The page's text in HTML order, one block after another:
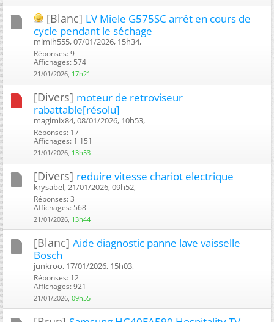
[Blanc] LV Miele G575SC arrêt en cours de
cycle pendant le séchage
mimih555, 07/01/2026, 15h34, ‎
Réponses: 9
Affichages: 574
21/01/2026, 17h21
[Divers] moteur de retroviseur
rabattable[résolu]
magimix84, 08/01/2026, 10h53, ‎
Réponses: 17
Affichages: 1 151
21/01/2026, 13h53
[Divers] reduire vitesse chariot electrique
krysabel, 21/01/2026, 09h52, ‎
Réponses: 3
Affichages: 568
21/01/2026, 13h44
[Blanc] Aide diagnostic panne lave vaisselle
Bosch
junkroo, 17/01/2026, 15h03, ‎
Réponses: 12
Affichages: 921
21/01/2026, 09h55